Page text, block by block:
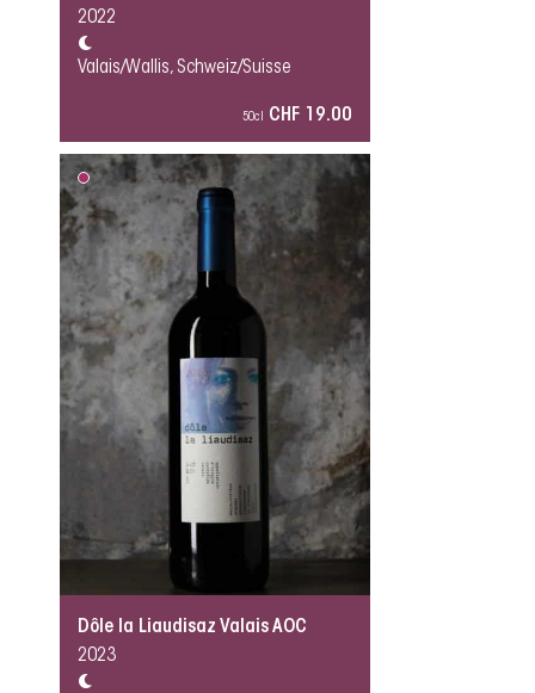
2022
Valais/Wallis, Schweiz/Suisse
50cl CHF 19.00
Dôle la Liaudisaz Valais AOC
2023